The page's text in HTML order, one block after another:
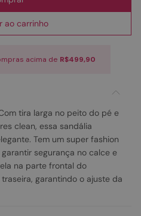
ao carrinho
acima de R$499,90
tira larga no peito do pé e
clean, essa sandália
Tem um super fashion
segurança no calce e
na parte frontal do
garantindo o ajuste da